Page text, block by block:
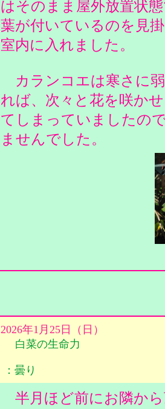
はそのまま屋外放置状
葉が付いているのを見
室内に入れました。
カランコエは寒さに
れば、次々と花を咲か
てしまっていましたの
ませんでした。
2026年1月25日（日）
白菜の生命力
：曇り
半月ほど前にお隣か